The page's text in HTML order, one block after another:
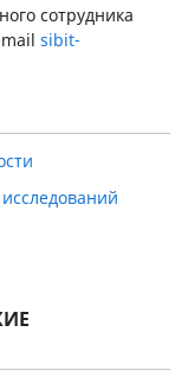
сотрудника
sibit-